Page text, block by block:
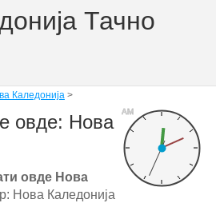
Тачно
Каледонија>
AM
овде: Нова
овде Нова
Нова Каледонија